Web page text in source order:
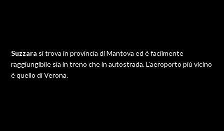
Suzzara si trova in provincia di Mantova ed è facilmente
raggiungibile sia in treno che in autostrada. L'aeroporto più vicino
è quello di Verona.